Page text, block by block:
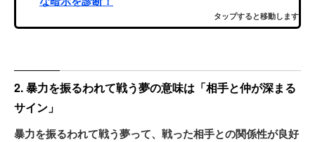
タップすると移動します
2. 暴力を振るわれて戦う夢の意味は「相手と仲が深まる
サイン」
暴力を振るわれて戦う夢って、戦った相手との関係性が良好